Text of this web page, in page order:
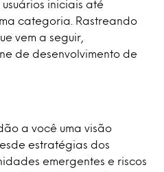
iniciais até
categoria. Rastreando
vem a seguir,
de desenvolvimento de
a você uma visão
estratégias dos
emergentes e riscos